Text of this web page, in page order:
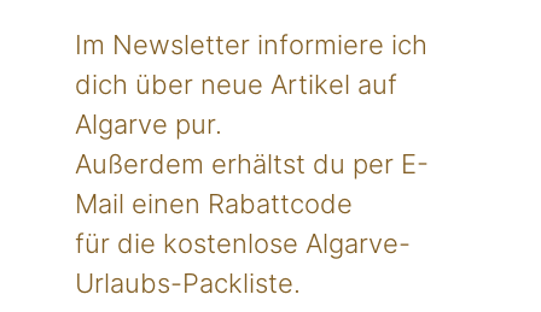
Im Newsletter informiere ich
dich über neue Artikel auf
Algarve pur.
Außerdem erhältst du per E-
Mail einen Rabattcode
für die kostenlose Algarve-
Urlaubs-Packliste.